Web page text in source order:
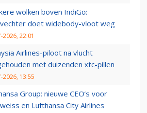
wolken boven IndiGo:
doet widebody-vloot weg
2026, 22:01
Airlines-piloot na vlucht
met duizenden xtc-pillen
2026, 13:55
Group: nieuwe CEO’s voor
en Lufthansa City Airlines